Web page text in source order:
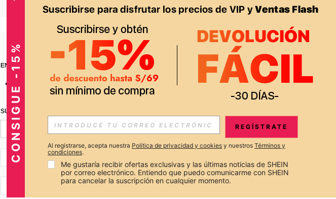
ENCUÉNTRANOS EN APP
SUSCRÍBETE PARA RECIBIR OFERTAS EXCLUSIVAS, PROMOCIONES Y NOTICIAS DE SHEIN
Suscribir
PE + 51
CONSIGUE -15% REGÍSTRATE
Al registrarse, acepta nuestra Política de privacidad y cookies y nuestros Términos y
condiciones.
Me gustaría recibir ofertas exclusivas y las últimas noticias de SHEIN
por correo electrónico. Entiendo que puedo comunicarme con SHEIN
para cancelar la suscripción en cualquier momento.